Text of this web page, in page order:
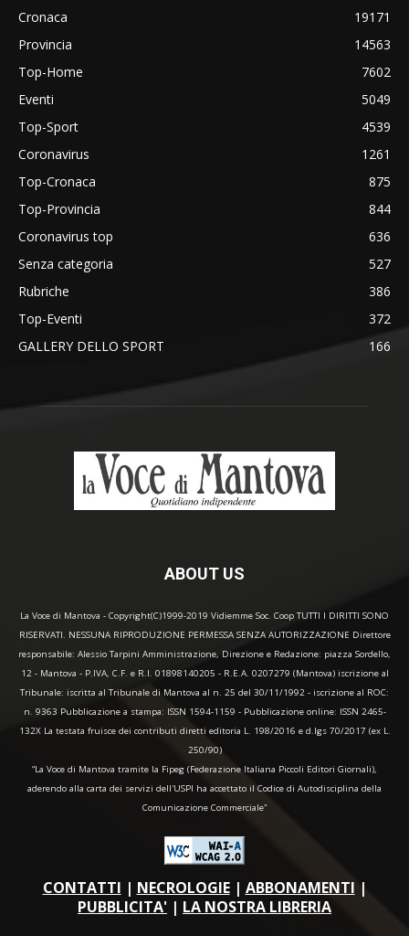
Cronaca
19171
Provincia
14563
Top-Home
7602
Eventi
5049
Top-Sport
4539
Coronavirus
1261
Top-Cronaca
875
Top-Provincia
844
Coronavirus top
636
Senza categoria
527
Rubriche
386
Top-Eventi
372
GALLERY DELLO SPORT
166
ABOUT US
La Voce di Mantova - Copyright(C)1999-2019 Vidiemme Soc. Coop TUTTI I DIRITTI SONO
RISERVATI. NESSUNA RIPRODUZIONE PERMESSA SENZA AUTORIZZAZIONE Direttore
responsabile: Alessio Tarpini Amministrazione, Direzione e Redazione: piazza Sordello,
12 - Mantova - P.IVA, C.F. e R.I. 01898140205 - R.E.A. 0207279 (Mantova) iscrizione al
Tribunale: iscritta al Tribunale di Mantova al n. 25 del 30/11/1992 - iscrizione al ROC:
n. 9363 Pubblicazione a stampa: ISSN 1594-1159 - Pubblicazione online: ISSN 2465-
132X La testata fruisce dei contributi diretti editoria L. 198/2016 e d.lgs 70/2017 (ex L.
250/90)
“La Voce di Mantova tramite la Fipeg (Federazione Italiana Piccoli Editori Giornali),
aderendo alla carta dei servizi dell'USPI ha accettato il Codice di Autodisciplina della
Comunicazione Commerciale"
CONTATTI | NECROLOGIE| ABBONAMENTI |
PUBBLICITA' | LA NOSTRA LIBRERIA